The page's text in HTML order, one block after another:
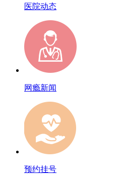
医院动态
网瘾新闻
预约挂号